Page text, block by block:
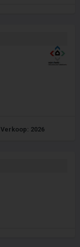
Verkoop: 2026